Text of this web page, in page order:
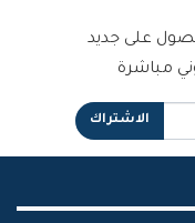
على جديد
مباشرة
الاشتراك